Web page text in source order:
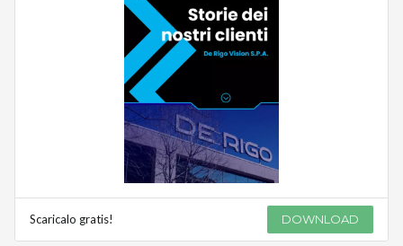
Scaricalo gratis! DOWNLOAD